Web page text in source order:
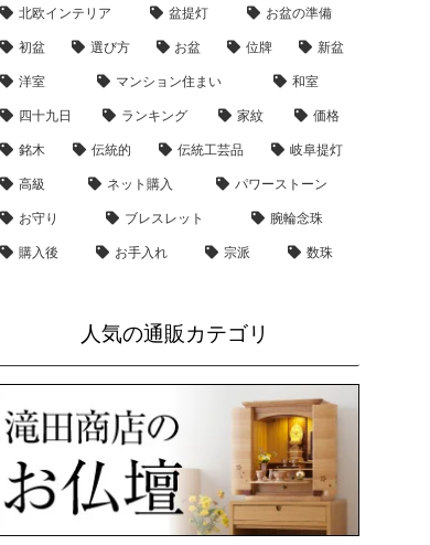
北欧インテリア 盆提灯 お盆の準備
初盆 選び方 お盆 位牌 新盆
洋室 マンション住まい 和室
四十九日 ランキング 家紋 価格
銘木 伝統的 伝統工芸品 岐阜提灯
高級 ネット購入 パワーストーン
お守り ブレスレット 腕輪念珠
購入後 お手入れ 宗派 数珠
人気の通販カテゴリ